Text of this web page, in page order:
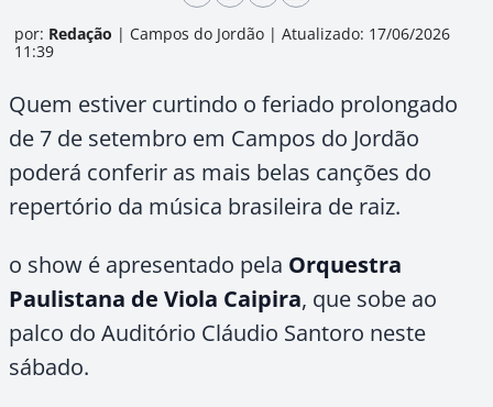
por: Redação | Campos do Jordão | Atualizado: 17/06/2026
11:39
Quem estiver curtindo o feriado prolongado
de 7 de setembro em Campos do Jordão
poderá conferir as mais belas canções do
repertório da música brasileira de raiz.
o show é apresentado pela Orquestra
Paulistana de Viola Caipira, que sobe ao
palco do Auditório Cláudio Santoro neste
sábado.